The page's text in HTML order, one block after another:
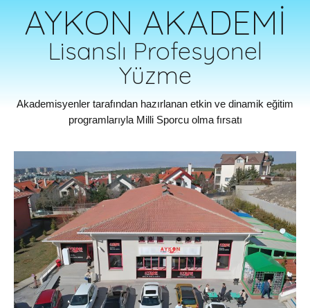
AYKON AKADEMİ
Lisanslı Profesyonel
Yüzme
Akademisyenler tarafından hazırlanan etkin ve dinamik eğitim
programlarıyla Milli Sporcu olma fırsatı